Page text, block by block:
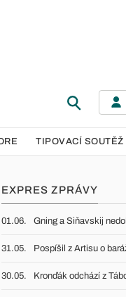
TIPOVACÍ SOUTĚŽ
EXPRES ZPRÁVY
01.06. Gning a Siňavskij
31.05. Pospíšil z Artisu o
30.05. Kronďák odchází z